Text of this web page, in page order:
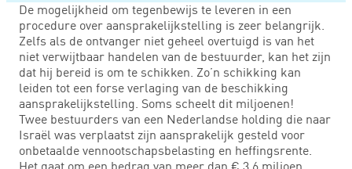
De mogelijkheid om tegenbewijs te leveren in een
procedure over aansprakelijkstelling is zeer belangrijk.
Zelfs als de ontvanger niet geheel overtuigd is van het
niet verwijtbaar handelen van de bestuurder, kan het zijn
dat hij bereid is om te schikken. Zo’n schikking kan
leiden tot een forse verlaging van de beschikking
aansprakelijkstelling. Soms scheelt dit miljoenen!
Twee bestuurders van een Nederlandse holding die naar
Israël was verplaatst zijn aansprakelijk gesteld voor
onbetaalde vennootschapsbelasting en heffingsrente.
Het gaat om een bedrag van meer dan € 3,6 miljoen,